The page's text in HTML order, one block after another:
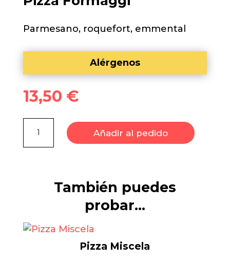
Parmesano, roquefort, emmental
Alérgenos
13,50 €
Formaggi
cantidad
Añadir al pedido
También puedes
probar…
Pizza Miscela